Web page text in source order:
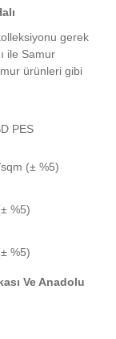
gerek
ile Samur
ürünleri gibi
PES
(± %5)
%5)
%5)
Ve Anadolu